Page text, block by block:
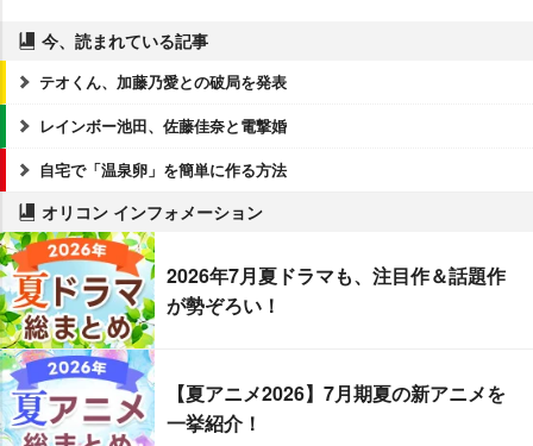
今、読まれている記事
テオくん、加藤乃愛との破局を発表
レインボー池田、佐藤佳奈と電撃婚
自宅で「温泉卵」を簡単に作る方法
オリコン インフォメーション
2026年7月夏ドラマも、注目作＆話題作
が勢ぞろい！
【夏アニメ2026】7月期夏の新アニメを
一挙紹介！